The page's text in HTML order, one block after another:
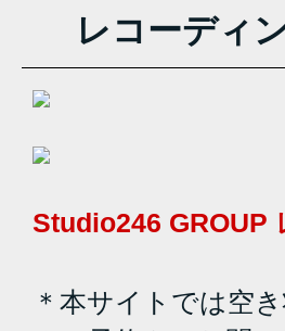
レコーディ
Studio246 GROUP
＊本サイトでは空